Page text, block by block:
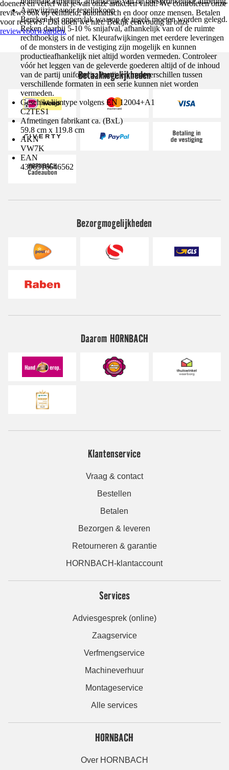
Aanwijzing voor tegelinkoop
Bereken het oppervlak waarop de tegels moeten worden gelegd.
Reken daarbij 5-10 % snijafval, afhankelijk van of de ruimte
rechthoekig is of niet. Kleurafwijkingen met eerdere leveringen
of de monsters in de vestiging zijn mogelijk en kunnen
productieafhankelijk niet altijd worden vermeden. Controleer
vóór het leggen van de geleverde goederen altijd of de inhoud
van de partij uniform is. Partij- en maatverschillen tussen
verschillende formaten in een serie kunnen niet worden
vermeden.
Geschikt lijmtype volgens EN 12004+A1
C2TES1
Afmetingen fabrikant ca. (BxL)
59.8 cm x 119.8 cm
AKN
VW7K
EAN
4306516646562
doeners en vertel wat je van onze artikelen vindt! We controleren onze
reviews ook op echtheid; automatisch en door onze mensen. Betalen
voor reviews? Dat doen we niet. Bekijk eenvoudig al onze
reviewvoorwaarden.
Betaalmogelijkheden
Bezorgmogelijkheden
Daarom HORNBACH
Klantenservice
Vraag & contact
Bestellen
Betalen
Bezorgen & leveren
Retourneren & garantie
HORNBACH-klantaccount
Services
Adviesgesprek (online)
Zaagservice
Verfmengservice
Machineverhuur
Montageservice
Alle services
HORNBACH
Over HORNBACH